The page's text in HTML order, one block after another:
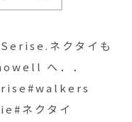
ネクタイも
へ．．
ネクタイ